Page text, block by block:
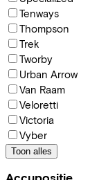
Tenways
Thompson
Trek
Tworby
Urban Arrow
Van Raam
Veloretti
Victoria
Vyber
Toon alles